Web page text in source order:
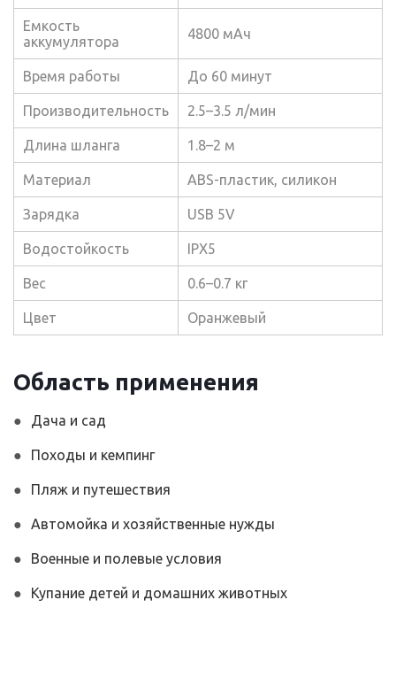
Емкость
аккумулятора
4800 мАч
Время работы До 60 минут
Производительность 2.5–3.5 л/мин
Длина шланга 1.8–2 м
Материал ABS-пластик, силикон
Зарядка USB 5V
Водостойкость IPX5
Вес 0.6–0.7 кг
Цвет Оранжевый
Область применения
Дача и сад
Походы и кемпинг
Пляж и путешествия
Автомойка и хозяйственные нужды
Военные и полевые условия
Купание детей и домашних животных